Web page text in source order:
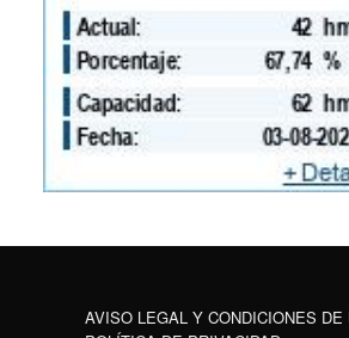
AVISO LEGAL Y CONDICIONES DE